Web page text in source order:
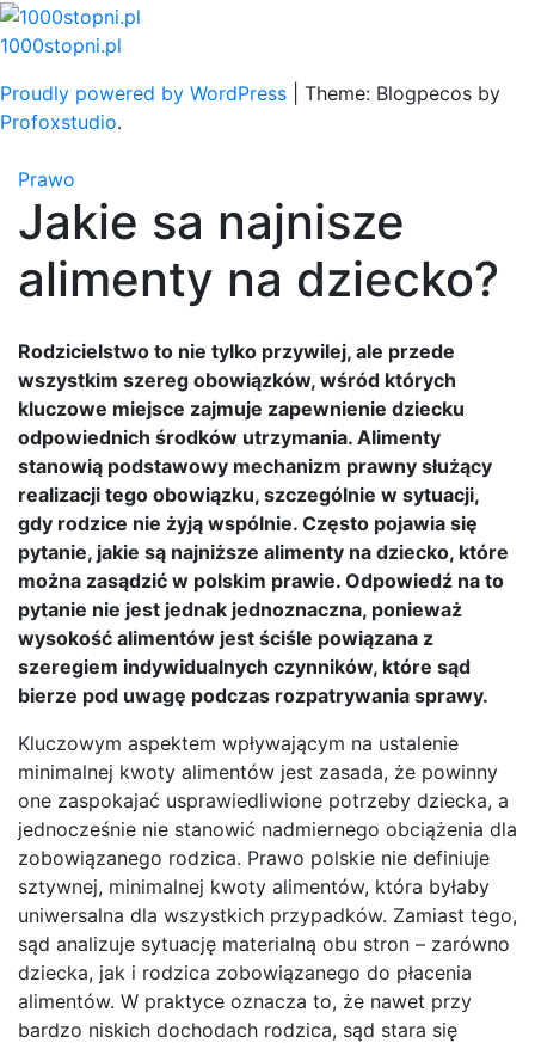
Skip
to
1000stopni.pl
Proudly powered by WordPress
Theme: Blogpecos by
Profoxstudio.
Prawo
Jakie sa najnisze
alimenty na dziecko?
Rodzicielstwo to nie tylko przywilej, ale przede
wszystkim szereg obowiązków, wśród których
kluczowe miejsce zajmuje zapewnienie dziecku
odpowiednich środków utrzymania. Alimenty
stanowią podstawowy mechanizm prawny służący
realizacji tego obowiązku, szczególnie w sytuacji,
gdy rodzice nie żyją wspólnie. Często pojawia się
pytanie, jakie są najniższe alimenty na dziecko, które
można zasądzić w polskim prawie. Odpowiedź na to
pytanie nie jest jednak jednoznaczna, ponieważ
wysokość alimentów jest ściśle powiązana z
szeregiem indywidualnych czynników, które sąd
bierze pod uwagę podczas rozpatrywania sprawy.
Kluczowym aspektem wpływającym na ustalenie
minimalnej kwoty alimentów jest zasada, że powinny
one zaspokajać usprawiedliwione potrzeby dziecka, a
jednocześnie nie stanowić nadmiernego obciążenia dla
zobowiązanego rodzica. Prawo polskie nie definiuje
sztywnej, minimalnej kwoty alimentów, która byłaby
uniwersalna dla wszystkich przypadków. Zamiast tego,
sąd analizuje sytuację materialną obu stron – zarówno
dziecka, jak i rodzica zobowiązanego do płacenia
alimentów. W praktyce oznacza to, że nawet przy
bardzo niskich dochodach rodzica, sąd stara się